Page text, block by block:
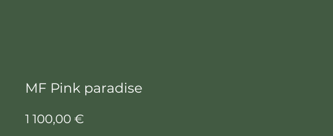
MF Pink paradise
1 100,00 €